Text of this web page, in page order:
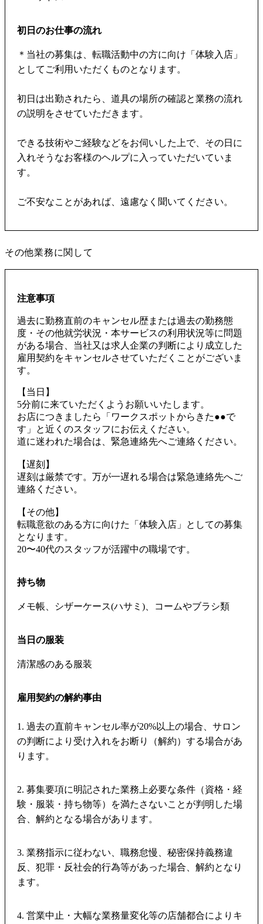
初日のお仕事の流れ
＊当社の募集は、転職活動中の方に向け「体験入店」
としてご利用いただくものとなります。
初日は出勤されたら、道具の場所の確認と業務の流れ
の説明をさせていただきます。
できる技術やご経験などをお伺いした上で、その日に
入れそうなお客様のヘルプに入っていただいていま
す。
ご不安なことがあれば、遠慮なく聞いてください。
その他業務に関して
注意事項
過去に勤務直前のキャンセル歴または過去の勤務態
度・その他就労状況・本サービスの利用状況等に問題
がある場合、当社又は求人企業の判断により成立した
雇用契約をキャンセルさせていただくことがございま
す。
【当日】
5分前に来ていただくようお願いいたします。
お店につきましたら「ワークスポットからきた●●で
す」と近くのスタッフにお伝えください。
道に迷われた場合は、緊急連絡先へご連絡ください。
【遅刻】
遅刻は厳禁です。万が一遅れる場合は緊急連絡先へご
連絡ください。
【その他】
転職意欲のある方に向けた「体験入店」としての募集
となります。
持ち物
メモ帳、シザーケース(ハサミ)、コームやブラシ類
当日の服装
清潔感のある服装
雇用契約の解約事由
1. 過去の直前キャンセル率が20%以上の場合、サロン
の判断により受け入れをお断り（解約）する場合があ
ります。
2. 募集要項に明記された業務上必要な条件（資格・経
験・服装・持ち物等）を満たさないことが判明した場
合、解約となる場合があります。
3. 業務指示に従わない、職務怠慢、秘密保持義務違
反、犯罪・反社会的行為等があった場合、解約となり
ます。
4. 営業中止・大幅な業務量変化等の店舗都合によりキ